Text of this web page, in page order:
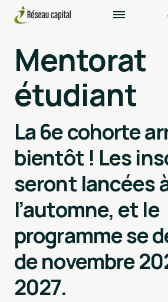
Mentorat
étudiant
La 6e cohorte
bientôt ! Les
seront lancées
l’automne, et le
programme se
de novembre
2027.